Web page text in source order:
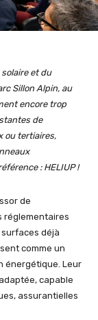
et du
Sillon Alpin, au
encore trop
de
ou tertiaires,
: HELIUP !
de
réglementaires
déjà
comme un
énergétique. Leur
capable
assurantielles